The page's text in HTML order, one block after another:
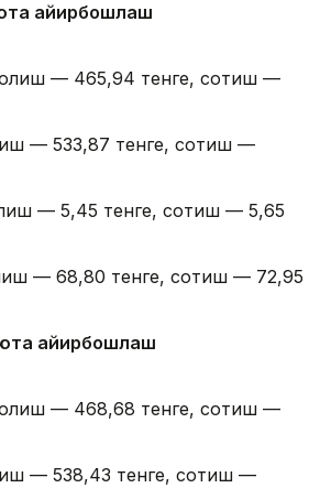
айирбошлаш
— 465,94 тенге, сотиш —
— 533,87 тенге, сотиш —
— 5,45 тенге, сотиш — 5,65
— 68,80 тенге, сотиш — 72,95
айирбошлаш
— 468,68 тенге, сотиш —
— 538,43 тенге, сотиш —